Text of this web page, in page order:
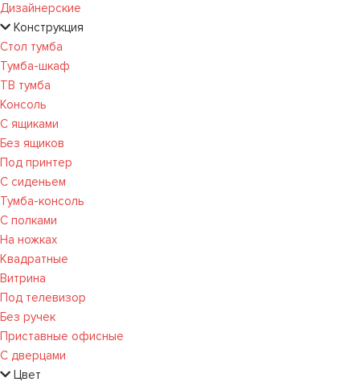
Дизайнерские
Конструкция
Стол тумба
Тумба-шкаф
ТВ тумба
Консоль
С ящиками
Без ящиков
Под принтер
С сиденьем
Тумба-консоль
С полками
На ножках
Квадратные
Витрина
Под телевизор
Без ручек
Приставные офисные
С дверцами
Цвет